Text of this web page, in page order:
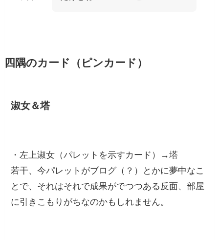
四隅のカード（ピンカード）
淑女＆塔
・左上淑女（パレットを示すカード）→塔
若干、今パレットがブログ（？）とかに夢中なこ
とで、それはそれで成果がでつつある反面、部屋
に引きこもりがちなのかもしれません。